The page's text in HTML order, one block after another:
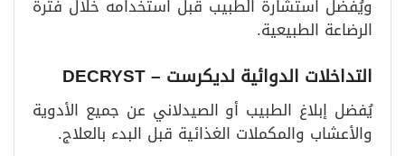
ويُفضل استشارة الطبيب قبل استخدامه خلال فترة
الرضاعة الطبيعية.
التداخلات الدوائية لديكرست – DECRYST
يُفضل إبلاغ الطبيب أو الصيدلاني عن جميع الأدوية
والأعشاب والمكملات الغذائية قبل البدء بالعلاج.